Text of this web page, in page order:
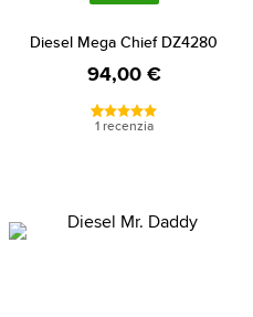
Diesel Mega Chief DZ4280
94,00 €
1 recenzia